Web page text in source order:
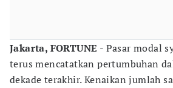
Jakarta, FORTUNE - Pasar modal
terus mencatatkan pertumbuhan
dekade terakhir. Kenaikan jumlah